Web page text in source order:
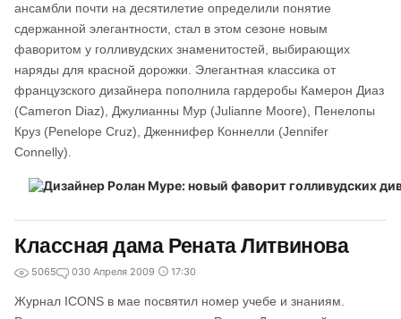
ансамбли почти на десятилетие определили понятие
сдержанной элегантности, стал в этом сезоне новым
фаворитом у голливудских знаменитостей, выбирающих
наряды для красной дорожки. Элегантная классика от
французского дизайнера пополнила гардеробы Камерон Диаз
(Cameron Diaz), Джулианны Мур (Julianne Moore), Пенелопы
Круз (Penеlope Cruz), Дженнифер Коннелли (Jennifer
Connelly).
Классная дама Рената Литвинова
5065 030 Апреля 2009 17:30
Журнал ICONS в мае посвятил номер учебе и знаниям.